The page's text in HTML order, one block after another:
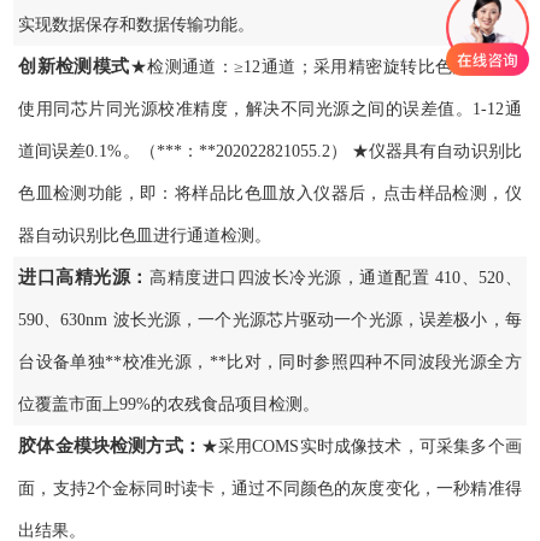
实现数据保存和数据传输功能。
创新检测模式★检测通道：≥12通道；采用精密旋转比色池设计，
使用同芯片同光源校准精度，解决不同光源之间的误差值。1-12通
道间误差0.1%。（***：**202022821055.2） ★仪器具有自动识别比
色皿检测功能，即：将样品比色皿放入仪器后，点击样品检测，仪
器自动识别比色皿进行通道检测。
进口高精光源： 高精度进口四波长冷光源，通道配置 410、520、
590、630nm 波长光源，一个光源芯片驱动一个光源，误差极小，每
台设备单独**校准光源，**比对，同时参照四种不同波段光源全方
位覆盖市面上99%的农残食品项目检测。
胶体金模块检测方式： ★采用COMS实时成像技术，可采集多个画
面，支持2个金标同时读卡，通过不同颜色的灰度变化，一秒精准得
出结果。